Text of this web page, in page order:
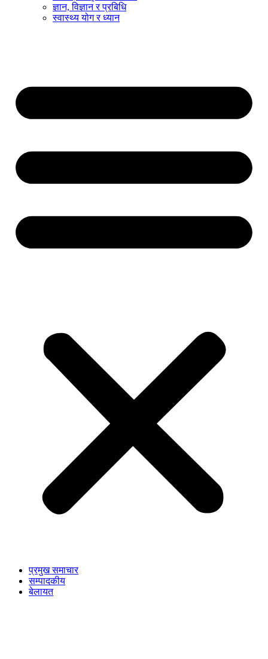
ज्ञान, विज्ञान र प्रबिधि
स्वास्थ्य योग र ध्यान
प्रमुख समाचार
सम्पादकीय
बेलायत